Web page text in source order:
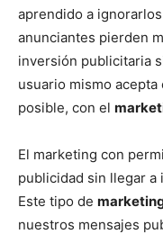
aprendido a
anunciantes pierden
inversión publicitaria
usuario mismo
posible, con el
El marketing con
publicidad sin llegar a
Este tipo de
nuestros mensajes